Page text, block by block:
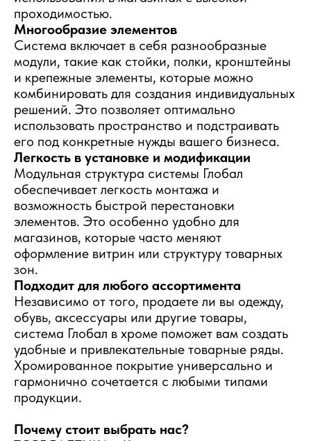
проходимостью.
Многообразие элементов
Система включает в себя разнообразные
модули, такие как стойки, полки, кронштейны
и крепежные элементы, которые можно
комбинировать для создания индивидуальных
решений. Это позволяет оптимально
использовать пространство и подстраивать
его под конкретные нужды вашего бизнеса.
Легкость в установке и модификации
Модульная структура системы Глобал
обеспечивает легкость монтажа и
возможность быстрой перестановки
элементов. Это особенно удобно для
магазинов, которые часто меняют
оформление витрин или структуру товарных
зон.
Подходит для любого ассортимента
Независимо от того, продаете ли вы одежду,
обувь, аксессуары или другие товары,
система Глобал в хроме поможет вам создать
удобные и привлекательные товарные ряды.
Хромированное покрытие универсально и
гармонично сочетается с любыми типами
продукции.
Почему стоит выбрать нас?